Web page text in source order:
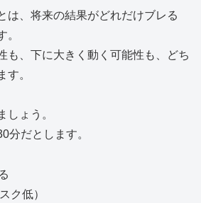
は、将来の結果がどれだけブレる
。
も、下に大きく動く可能性も、どち
す。
しょう。
分だとします。
ク低）